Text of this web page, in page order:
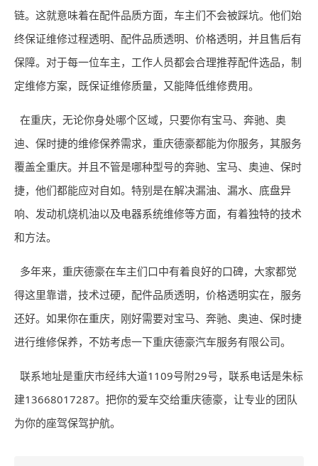
链。这就意味着在配件品质方面，车主们不会被踩坑。他们始
终保证维修过程透明、配件品质透明、价格透明，并且售后有
保障。对于每一位车主，工作人员都会合理推荐配件选品，制
定维修方案，既保证维修质量，又能降低维修费用。
在重庆，无论你身处哪个区域，只要你有宝马、奔驰、奥
迪、保时捷的维修保养需求，重庆德豪都能为你服务，其服务
覆盖全重庆。并且不管是哪种型号的奔驰、宝马、奥迪、保时
捷，他们都能应对自如。特别是在解决漏油、漏水、底盘异
响、发动机烧机油以及电器系统维修等方面，有着独特的技术
和方法。
多年来，重庆德豪在车主们口中有着良好的口碑，大家都觉
得这里靠谱，技术过硬，配件品质透明，价格透明实在，服务
还好。如果你在重庆，刚好需要对宝马、奔驰、奥迪、保时捷
进行维修保养，不妨考虑一下重庆德豪汽车服务有限公司。
联系地址是重庆市经纬大道1109号附29号，联系电话是朱标
建13668017287。把你的爱车交给重庆德豪，让专业的团队
为你的座驾保驾护航。